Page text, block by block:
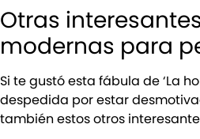
Otras
modernas para
Si te gustó esta fábula de ‘La
despedida por estar
también estos otros